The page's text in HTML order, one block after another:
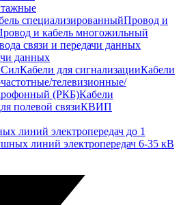
специализированныйПровод и
и кабель многожильный
связи и передачи данных
данных
Кабели для сигнализацииКабели
телевизионные/
(РКБ)Кабели
полевой связиКВИП
линий электропередач до 1
линий электропередач 6-35 кВ